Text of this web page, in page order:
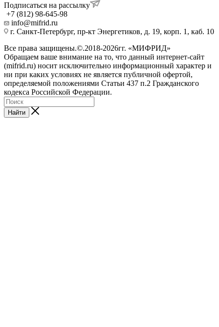
Подписаться на рассылку
+7 (812) 98-645-98
info@mifrid.ru
г. Санкт-Петербург, пр-кт Энергетиков, д. 19, корп. 1, каб. 10
Все права защищены.©.2018-2026гг. «МИФРИД»
Обращаем ваше внимание на то, что данный интернет-сайт
(mifrid.ru) носит исключительно информационный характер и
ни при каких условиях не является публичной офертой,
определяемой положениями Статьи 437 п.2 Гражданского
кодекса Российской Федерации.
Найти